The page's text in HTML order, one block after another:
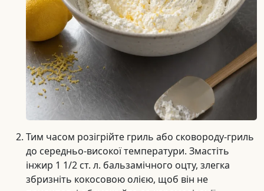
Тим часом розігрійте гриль або сковороду-гриль
до середньо-високої температури. Змастіть
інжир 1 1/2 ст. л. бальзамічного оцту, злегка
збризніть кокосовою олією, щоб він не